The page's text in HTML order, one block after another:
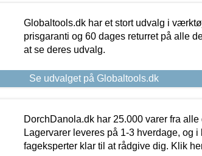
Globaltools.dk har et stort udvalg i
prisgaranti og 60 dages returret på alle
at se deres udvalg.
Se udvalget på Globaltools.dk
DorchDanola.dk har 25.000 varer fra
Lagervarer leveres på 1-3 hverdage, og
fageksperter klar til at rådgive dig. Klik